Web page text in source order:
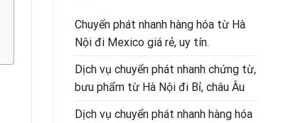
Chuyển phát nhanh hàng hóa từ Hà
Nội đi Mexico giá rẻ, uy tín.
Dịch vụ chuyển phát nhanh chứng từ,
bưu phẩm từ Hà Nội đi Bỉ, châu Âu
Dịch vụ chuyển phát nhanh hàng hóa